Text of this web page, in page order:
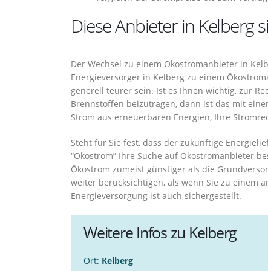
Diese Anbieter in Kelberg
Der Wechsel zu einem Ökostromanbieter in
Energieversorger in Kelberg zu einem
generell teurer sein. Ist es Ihnen wichtig, zur
Brennstoffen beizutragen, dann ist das mit
Strom aus erneuerbaren Energien, Ihre
Steht für Sie fest, dass der zukünftige
“Ökostrom” Ihre Suche auf Ökostromanbieter
Ökostrom zumeist günstiger als die
weiter berücksichtigen, als wenn Sie zu einem
Energieversorgung ist auch sichergestellt.
Weitere Infos zu Kelberg
Ort: Kelberg